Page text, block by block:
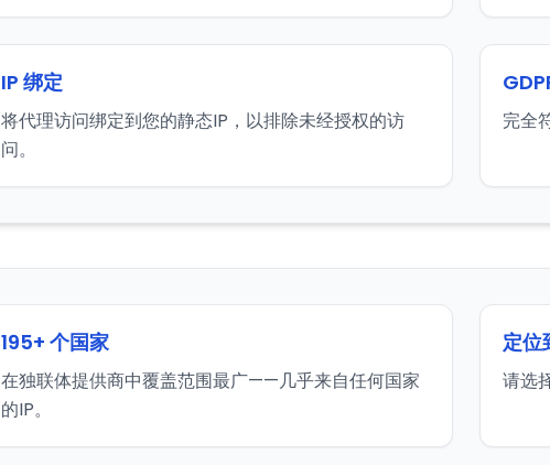
IP 绑定
将代理访问绑定到您的静态IP，以排除未经授权的访
问。
完全
195+ 个国家
在独联体提供商中覆盖范围最广——几乎来自任何国家
的IP。
定位
请选